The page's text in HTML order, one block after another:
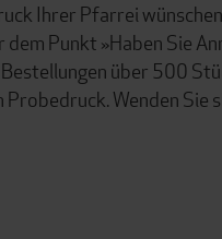
Ihrer Pfarrei
dem Punkt »Haben Sie
Bestellungen über 500
Probedruck. Wenden Sie